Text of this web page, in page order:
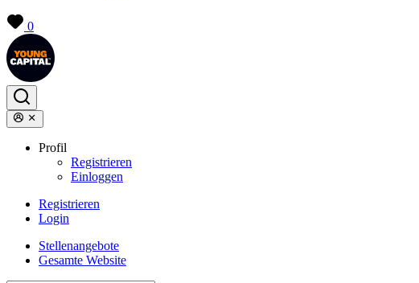
0
Profil
Registrieren
Einloggen
Registrieren
Login
Stellenangebote
Gesamte Website